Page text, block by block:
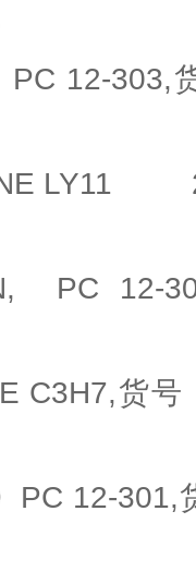
12-303,
LY11
PC
C3H7,货
PC 12-301,